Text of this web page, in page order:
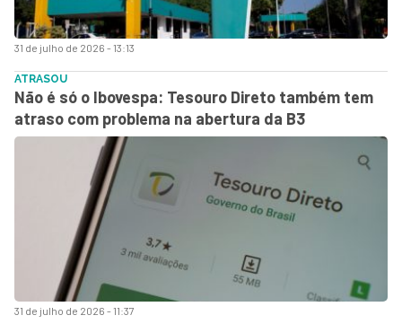
31 de julho de 2026 - 13:13
31 de julho de 2026 - 11:37
ATRASOU
Não é só o Ibovespa: Tesouro Direto também tem
atraso com problema na abertura da B3